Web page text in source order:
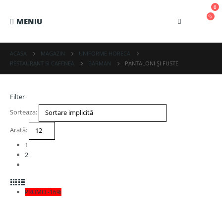
0
ACASA MAGAZIN
UNIFORME HORECA
RESTAURANT SI CAFENEA
BARMAN PANTALONI ȘI FUSTE
Filter
Sorteaza:
Arată:
1
2
PROMO -16%